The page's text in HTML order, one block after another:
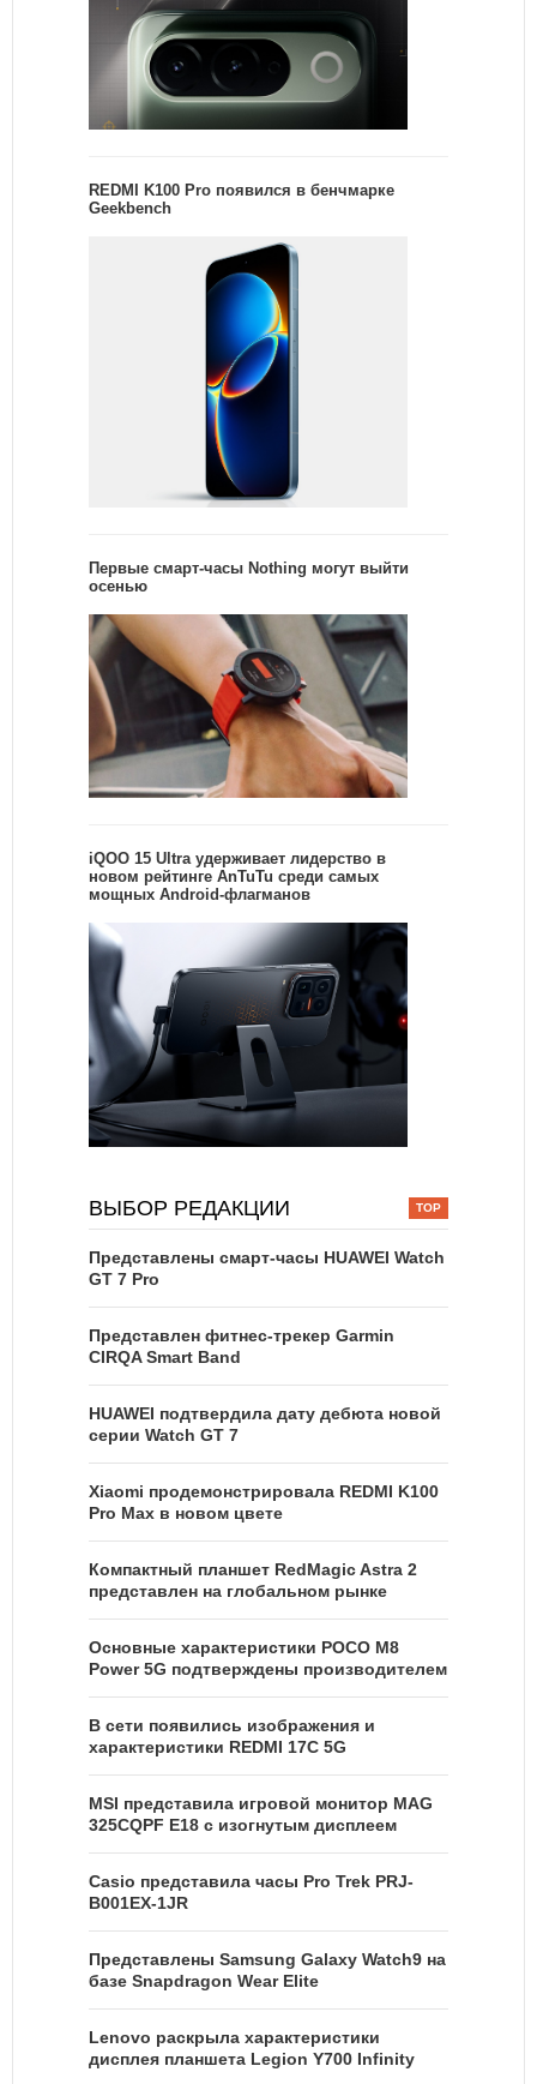
REDMI K100 Pro появился в бенчмарке
Geekbench
Первые смарт-часы Nothing могут выйти
осенью
iQOO 15 Ultra удерживает лидерство в
новом рейтинге AnTuTu среди самых
мощных Android-флагманов
ВЫБОР РЕДАКЦИИ
Представлены смарт-часы HUAWEI Watch
GT 7 Pro
Представлен фитнес-трекер Garmin
CIRQA Smart Band
HUAWEI подтвердила дату дебюта новой
серии Watch GT 7
Xiaomi продемонстрировала REDMI K100
Pro Max в новом цвете
Компактный планшет RedMagic Astra 2
представлен на глобальном рынке
Основные характеристики POCO M8
Power 5G подтверждены производителем
В сети появились изображения и
характеристики REDMI 17C 5G
MSI представила игровой монитор MAG
325CQPF E18 с изогнутым дисплеем
Casio представила часы Pro Trek PRJ-
B001EX-1JR
Представлены Samsung Galaxy Watch9 на
базе Snapdragon Wear Elite
Lenovo раскрыла характеристики
дисплея планшета Legion Y700 Infinity